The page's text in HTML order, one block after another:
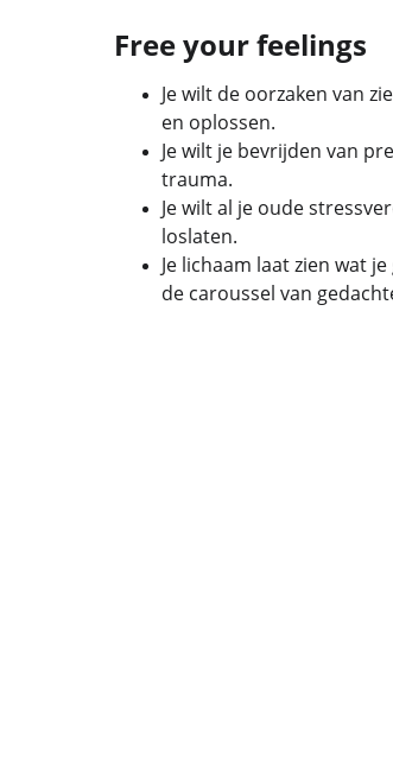
Free your feelings
Je wilt de oorzaken van
en oplossen.
Je wilt je bevrijden van
trauma.
Je wilt al je oude
loslaten.
Je lichaam laat zien wat
de caroussel van